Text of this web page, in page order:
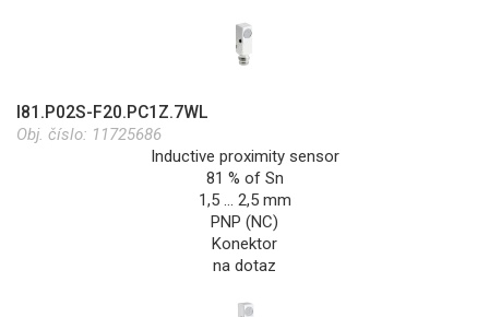
I81.P02S-F20.PC1Z.7WL
Obj. číslo: 11725686
Inductive proximity sensor
81 % of Sn
1,5 … 2,5 mm
PNP (NC)
Konektor
na dotaz